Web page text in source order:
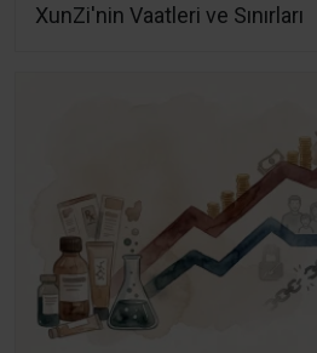
XunZi'nin Vaatleri ve Sınırları